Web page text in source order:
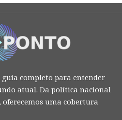
completo para entender
atual. Da política nacional
uma cobertura